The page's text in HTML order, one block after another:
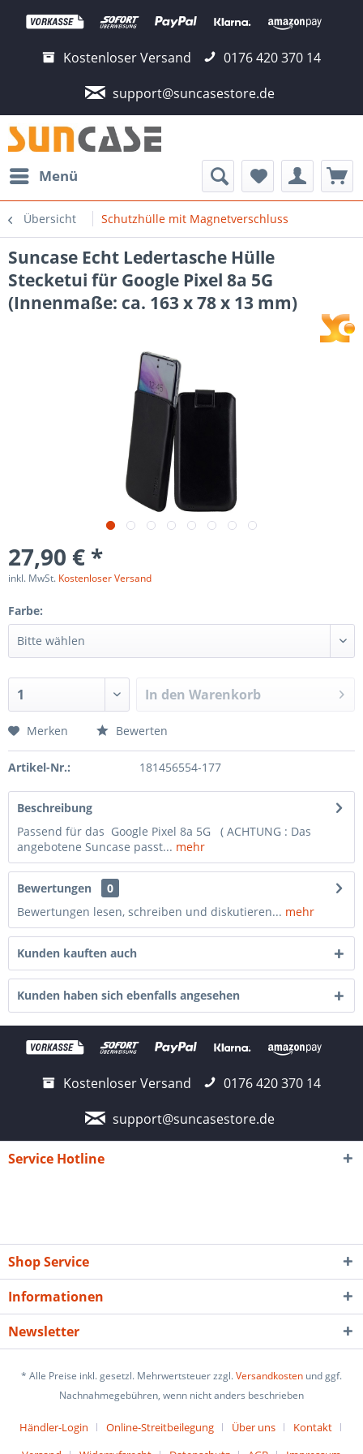
Kostenloser Versand
0176 420 370 14
support@suncasestore.de
Menü
Übersicht Schutzhülle mit Magnetverschluss
Suncase Echt Ledertasche Hülle
Stecketui für Google Pixel 8a 5G
(Innenmaße: ca. 163 x 78 x 13 mm)
27,90 € *
inkl. MwSt. Kostenloser Versand
Farbe:
In den Warenkorb
Merken Bewerten
Artikel-Nr.: 181456554-177
Beschreibung
Passend für das Google Pixel 8a 5G ( ACHTUNG : Das
angebotene Suncase passt... mehr
Bewertungen
0
Bewertungen lesen, schreiben und diskutieren... mehr
Kunden kauften auch
Kunden haben sich ebenfalls angesehen
Kostenloser Versand
0176 420 370 14
support@suncasestore.de
Service Hotline
Shop Service
Informationen
Newsletter
* Alle Preise inkl. gesetzl. Mehrwertsteuer zzgl.Versandkosten und ggf.
Nachnahmegebühren, wenn nicht anders beschrieben
Händler-Login Online-Streitbeilegung Über uns
Kontakt